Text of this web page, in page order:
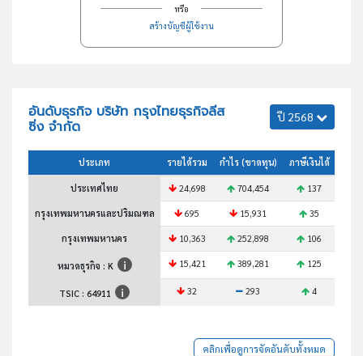
หรือ
สร้างบัญชีผู้ใช้งาน
อันดับธุรกิจ บริษัท กรุงไทยธุรกิจลีส
ซิ่ง จำกัด
ปี 2568
ประเภท รายได้รวม กำไร (ขาดทุน) ภาษีเงินได้
ประเทศไทย 24,698 704,454 137
กรุงเทพมหานครและปริมณฑล 695 15,931 35
กรุงเทพมหานคร 10,363 252,898 106
หมวดธุรกิจ : K 15,421 389,281 125
TSIC : 64911 32 293 4
คลิกเพื่อดูการจัดอันดับทั้งหมด